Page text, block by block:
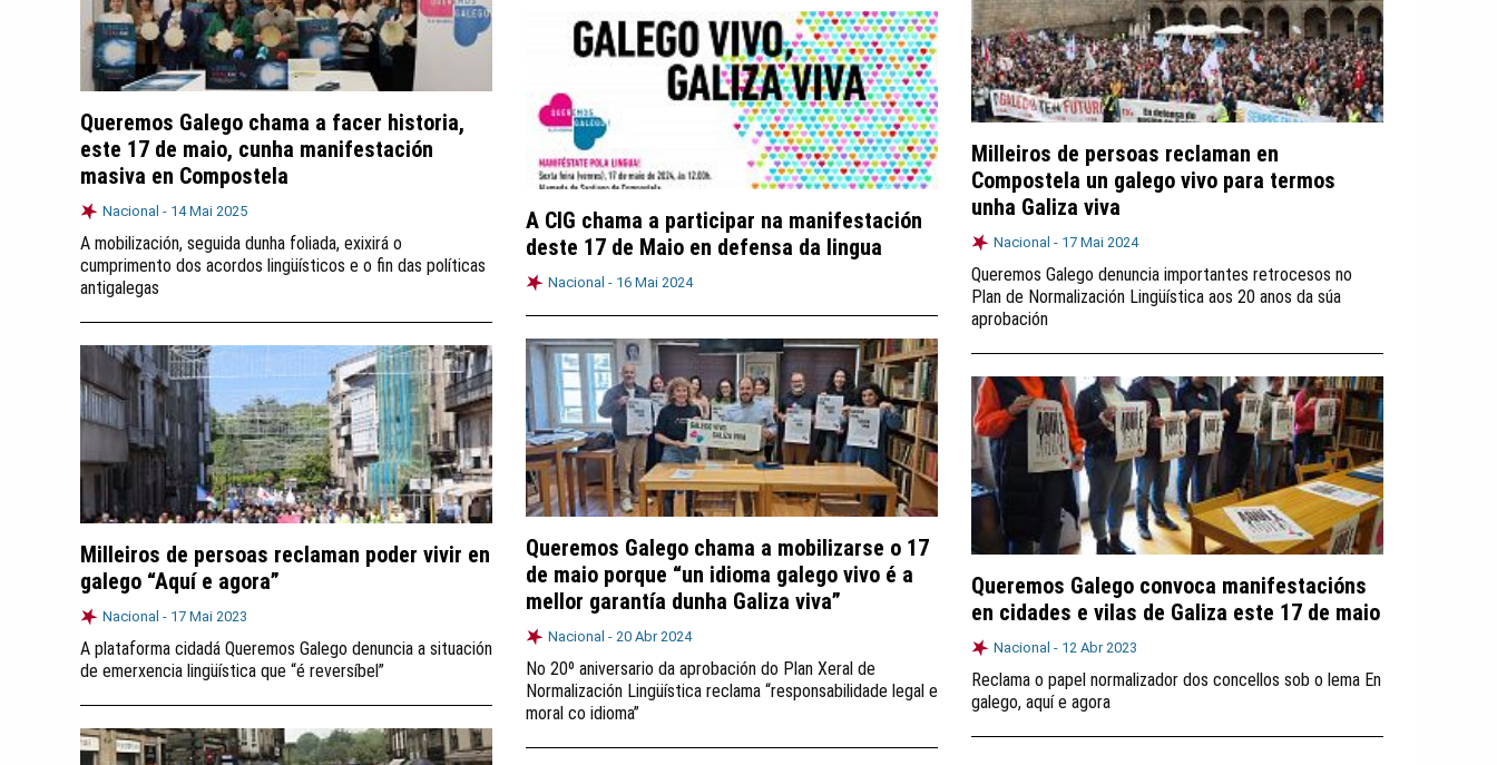
Queremos Galego chama a facer historia,
este 17 de maio, cunha manifestación
masiva en Compostela
Nacional - 14 Mai 2025
A mobilización, seguida dunha foliada, exixirá o
cumprimento dos acordos lingüísticos e o fin das políticas
antigalegas
Milleiros de persoas reclaman en
Compostela un galego vivo para termos
unha Galiza viva
Nacional - 17 Mai 2024
Queremos Galego denuncia importantes retrocesos no
Plan de Normalización Lingüística aos 20 anos da súa
aprobación
A CIG chama a participar na manifestación
deste 17 de Maio en defensa da lingua
Nacional - 16 Mai 2024
Queremos Galego chama a mobilizarse o 17
de maio porque “un idioma galego vivo é a
mellor garantía dunha Galiza viva”
Nacional - 20 Abr 2024
No 20º aniversario da aprobación do Plan Xeral de
Normalización Lingüística reclama “responsabilidade legal e
moral co idioma”
Milleiros de persoas reclaman poder vivir en
galego “Aquí e agora”
Nacional - 17 Mai 2023
A plataforma cidadá Queremos Galego denuncia a situación
de emerxencia lingüística que “é reversíbel”
Queremos Galego convoca manifestacións
en cidades e vilas de Galiza este 17 de maio
Nacional - 12 Abr 2023
Reclama o papel normalizador dos concellos sob o lema En
galego, aquí e agora